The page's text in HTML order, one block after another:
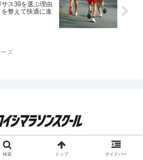
ス39を選ぶ理由
整えて快適に進
ズ
プライバシーポリシー
検索 トップ サイドバー